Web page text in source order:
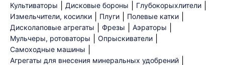
Культиваторы Дисковые бороны Глубокорыхлители
Измельчители, косилки Плуги Полевые катки
Дисколаповые агрегаты Фрезы Аэраторы
Мульчеры, ротоваторы Опрыскиватели
Самоходные машины
Агрегаты для внесения минеральных удобрений